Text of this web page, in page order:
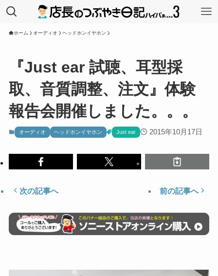
ホーム オーディオ ヘッドホンイヤホン
『Just ear 試聴、耳型採
取、音質調整、注文』体験
報告会開催しました。。。
オーディオ ヘッドホンイヤホン Just ear 2015年10月17日
次の記事へ 前の記事へ